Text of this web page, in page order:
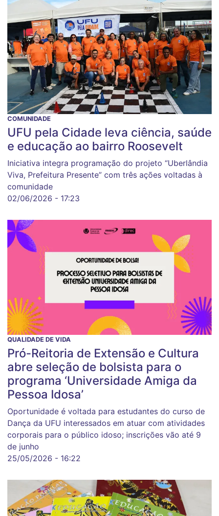
COMUNIDADE
UFU pela Cidade leva ciência, saúde
e educação ao bairro Roosevelt
Iniciativa integra programação do projeto “Uberlândia
Viva, Prefeitura Presente” com três ações voltadas à
comunidade
02/06/2026 - 17:23
QUALIDADE DE VIDA
Pró-Reitoria de Extensão e Cultura
abre seleção de bolsista para o
programa ‘Universidade Amiga da
Pessoa Idosa’
Oportunidade é voltada para estudantes do curso de
Dança da UFU interessados em atuar com atividades
corporais para o público idoso; inscrições vão até 9
de junho
25/05/2026 - 16:22